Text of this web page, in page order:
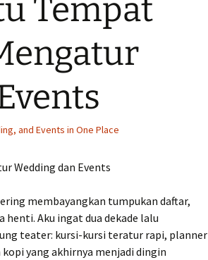
Tempat
and Events in One Place
Wedding dan Events
membayangkan tumpukan daftar,
Aku ingat dua dekade lalu
teater: kursi-kursi teratur rapi, planner
yang akhirnya menjadi dingin